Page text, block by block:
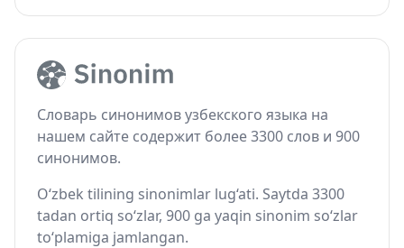
Словарь синонимов узбекского языка на
нашем сайте содержит более 3300 слов и 900
синонимов.
O‘zbek tilining sinonimlar lug‘ati. Saytda 3300
tadan ortiq so‘zlar, 900 ga yaqin sinonim so‘zlar
to‘plamiga jamlangan.